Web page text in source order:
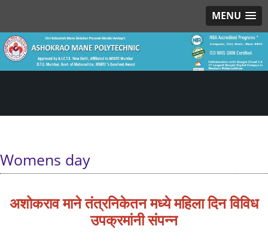
MENU
Womens day
अशोकराव माने तंत्रनिकेतन मध्ये महिला दिन विविध
उपक्रमांनी संपन्न